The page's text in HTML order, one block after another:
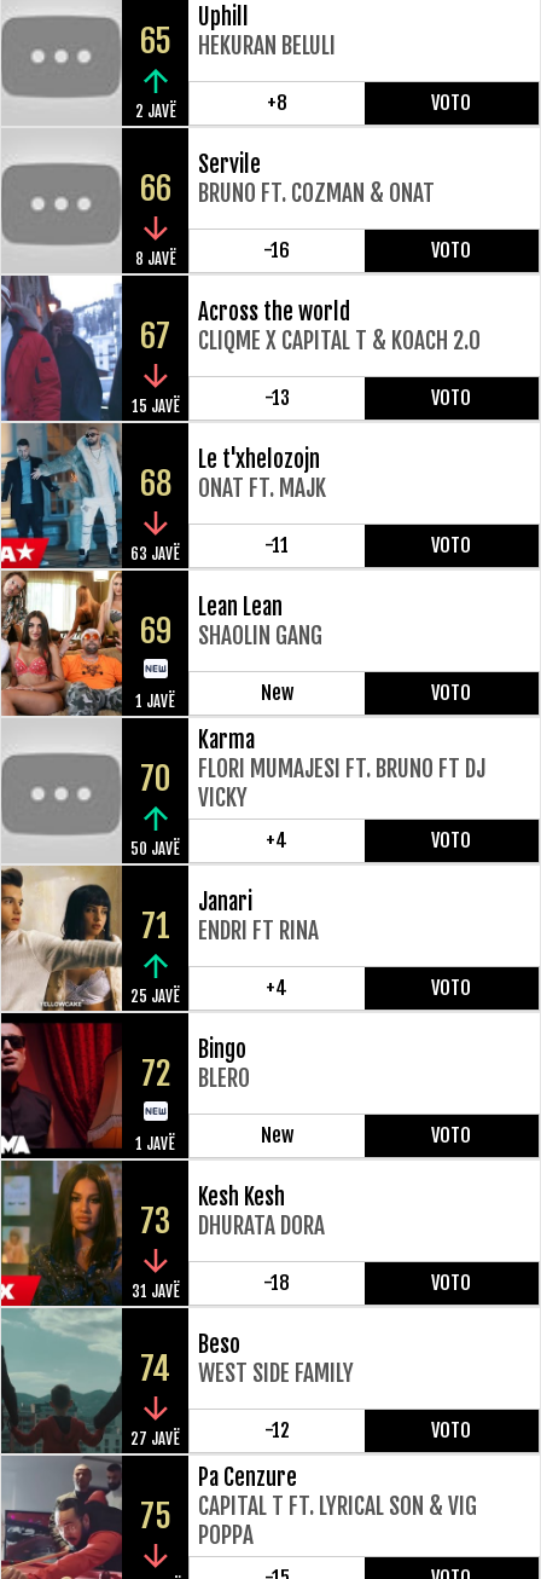
65
2 JAVË
Uphill
HEKURAN BELULI
+8 VOTO
66
8 JAVË
Servile
BRUNO FT. COZMAN & ONAT
-16 VOTO
67
15 JAVË
Across the world
CLIQME X CAPITAL T & KOACH 2.0
-13 VOTO
68
63 JAVË
Le t'xhelozojn
ONAT FT. MAJK
-11 VOTO
69
1 JAVË
Lean Lean
SHAOLIN GANG
New VOTO
70
50 JAVË
Karma
FLORI MUMAJESI FT. BRUNO FT DJ
VICKY
+4 VOTO
71
25 JAVË
Janari
ENDRI FT RINA
+4 VOTO
72
1 JAVË
Bingo
BLERO
New VOTO
73
31 JAVË
Kesh Kesh
DHURATA DORA
-18 VOTO
74
27 JAVË
Beso
WEST SIDE FAMILY
-12 VOTO
75
Pa Cenzure
CAPITAL T FT. LYRICAL SON & VIG
POPPA